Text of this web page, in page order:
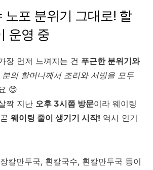
노포 분위기 그대로! 할
운영 중
장 먼저 느껴지는 건 푸근한 분위기와
분의 할머니께서 조리와 서빙을 모두
😊
짝 지난 오후 3시쯤 방문이라 웨이팅
웨이팅 줄이 생기기 시작! 역시 인기
칼만두국, 흰칼국수, 흰칼만두국 등이